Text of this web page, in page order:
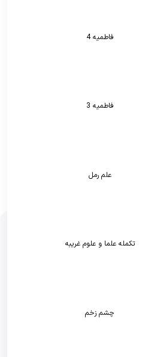
فاطمیه 4
فاطمیه 3
علم رمل
تکمله علما و علوم غریبه
چشم زخم